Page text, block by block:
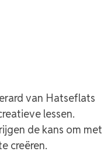
van Hatseflats
lessen.
de kans om met
creëren.